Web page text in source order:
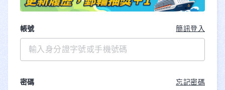
帳號 簡訊登入
密碼 忘記密碼